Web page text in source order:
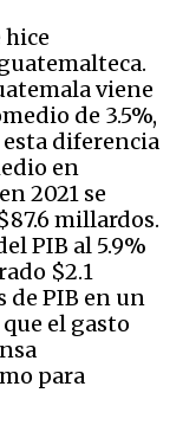
viene
de 3.5%,
diferencia
en
2021 se
millardos.
PIB al 5.9%
$2.1
de PIB en un
el gasto
para